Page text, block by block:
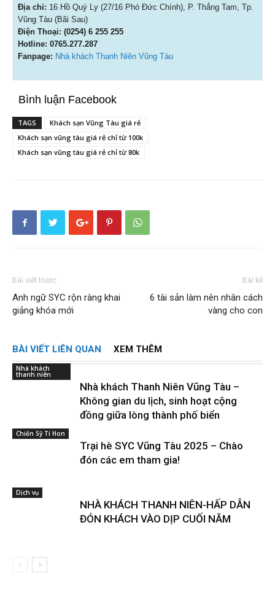
Địa chỉ: 16 Hồ Quý Ly (27/16 Phó Đức Chính), P. Thắng Tam, Tp.
Vũng Tàu (Bãi Sau)
Điện Thoại: (0254) 6 255 255
Hotline: 0765.277.287
Fanpage: Nhà khách Thanh Niên Vũng Tàu
Bình luận Facebook
TAGS
Khách sạn Vũng Tàu giá rẻ
Khách sạn vũng tàu giá rẻ chỉ từ 100k
Khách sạn vũng tàu giá rẻ chỉ từ 80k
Bài viết trước
Anh ngữ SYC rộn ràng khai
giảng khóa mới
Bài kế
6 tài sản làm nên nhân cách
vàng cho con
BÀI VIẾT LIÊN QUAN XEM THÊM
Nhà khách
thanh niên
Nhà khách Thanh Niên Vũng Tàu –
Không gian du lịch, sinh hoạt cộng
đồng giữa lòng thành phố biển
Chiến Sỹ Tí Hon
Trại hè SYC Vũng Tàu 2025 – Chào
đón các em tham gia!
Dịch vụ
NHÀ KHÁCH THANH NIÊN-HẤP DẪN
ĐÓN KHÁCH VÀO DỊP CUỐI NĂM